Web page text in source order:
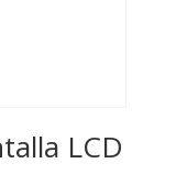
LCD